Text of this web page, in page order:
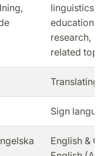
linguistics -
education,
research,
related
Translating
Sign
English &